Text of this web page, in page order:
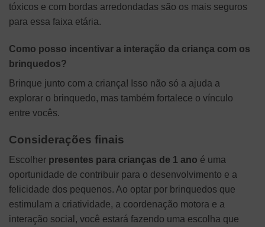
tóxicos e com bordas arredondadas são os mais seguros
para essa faixa etária.
Como posso incentivar a interação da criança com os
brinquedos?
Brinque junto com a criança! Isso não só a ajuda a
explorar o brinquedo, mas também fortalece o vínculo
entre vocês.
Considerações finais
Escolher presentes para crianças de 1 ano é uma
oportunidade de contribuir para o desenvolvimento e a
felicidade dos pequenos. Ao optar por brinquedos que
estimulam a criatividade, a coordenação motora e a
interação social, você estará fazendo uma escolha que